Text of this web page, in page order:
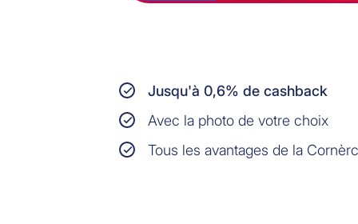
Jusqu'à 0,6% de cashback
Avec la photo de votre choix
Tous les avantages de la